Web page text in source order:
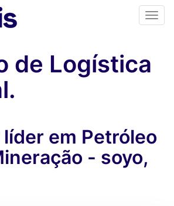
de Logística
líder em Petróleo
- soyo,